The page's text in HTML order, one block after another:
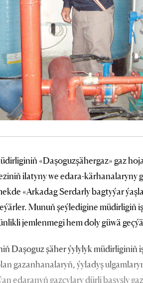
«Daşoguzşähergaz» gaz
ilatyny we edara-kärhanalaryny
«Arkadag Serdarly bagtyýar
Munuň şeýledigine müdirligiň
jemlenmegi hem doly güwä
Daşoguz şäher ýylylyk müdirliginiň
gazanhanalaryň, ýyladyş
edaranyň gazçylary dürli basyşly